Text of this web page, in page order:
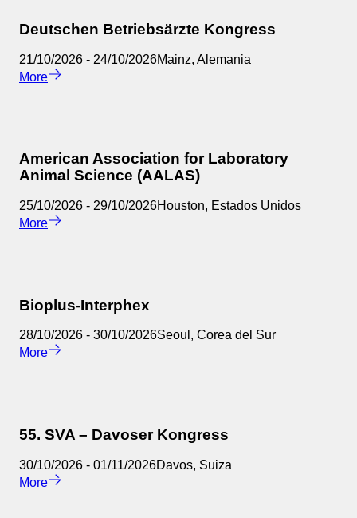
Deutschen Betriebsärzte Kongress
21/10/2026 - 24/10/2026Mainz, Alemania
More
American Association for Laboratory
Animal Science (AALAS)
25/10/2026 - 29/10/2026Houston, Estados Unidos
More
Bioplus-Interphex
28/10/2026 - 30/10/2026Seoul , Corea del Sur
More
55. SVA – Davoser Kongress
30/10/2026 - 01/11/2026Davos, Suiza
More